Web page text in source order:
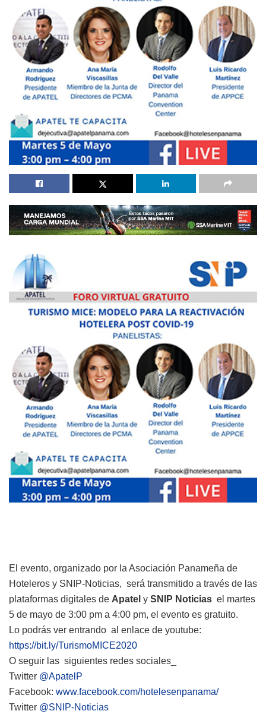
El evento, organizado por la Asociación Panameña de
Hoteleros y SNIP-Noticias, será transmitido a través de las
plataformas digitales de Apatel y SNIP Noticias el martes
5 de mayo de 3:00 pm a 4:00 pm, el evento es gratuito.
Lo podrás ver entrando al enlace de youtube:
https://bit.ly/TurismoMICE2020
O seguir las siguientes redes sociales_
Twitter @ApatelP
Facebook: www.facebook.com/hotelesenpanama/
Twitter @SNIP-Noticias